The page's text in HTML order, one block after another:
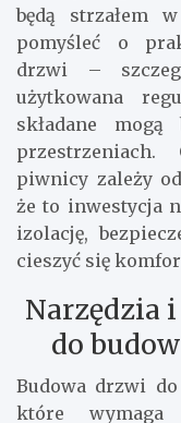
będą strzałem
pomyśleć o
drzwi –
użytkowana
składane
piwnicy zależy
że to inwestycja
izolację,
cieszyć się
Narzędzia
do
Budowa drzwi
które wymaga